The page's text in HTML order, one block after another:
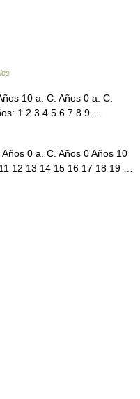
10 a. C. Años 0 a. C.
1 2 3 4 5 6 7 8 9 …
0 a. C. Años 0 Años 10
12 13 14 15 16 17 18 19 …